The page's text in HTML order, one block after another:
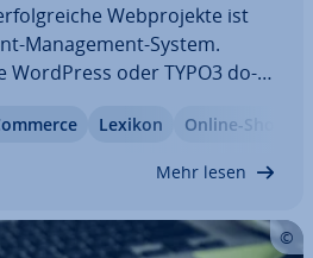
Web­pro­jek­te ist
Ma­nage­ment-System.
WordPress oder TYPO3 do­
dennoch aus­rei­
Lexikon Online-Shop
Mehr lesen